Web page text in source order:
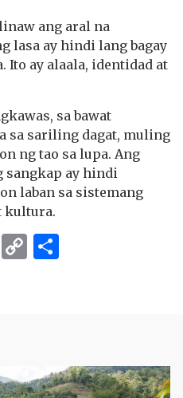
ang aral na
lasa ay hindi lang bagay
Ito ay alaala, identidad at
sa bawat
sa sariling dagat, muling
ng tao sa lupa. Ang
sangkap ay hindi
laban sa sistemang
kultura.
Email
Copy